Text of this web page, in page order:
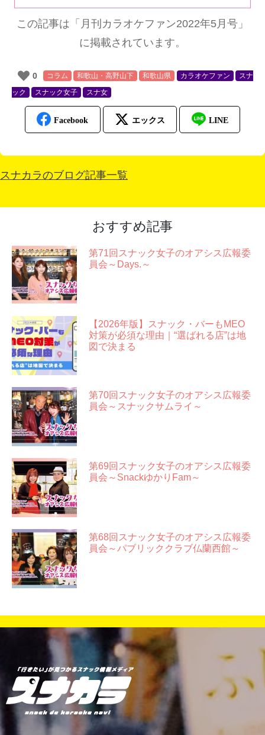
この記事は「月刊カラオケファン2022年5月号」
に掲載されています。
0 コラム 和歌山・高野山下 和歌山県 カラオケファン
スナ
ック
スナック女子 スナ女
スナカラのブログ記事一覧
おすすめ記事
第71回スナック女子のオアシス広報委
員会～Days.～
【2026年版】スナック・バーもMEO
対策が必須な理由｜“選ばれる店”は地
図で決まる
第70回スナック女子のオアシス広報委
員会～スナックサムライ～
第69回スナック女子のオアシス広報委
員会～SnackゆかりFam～
第68回スナック女子のオアシス広報委
員会～パブリッククラブ仏蘭西館～